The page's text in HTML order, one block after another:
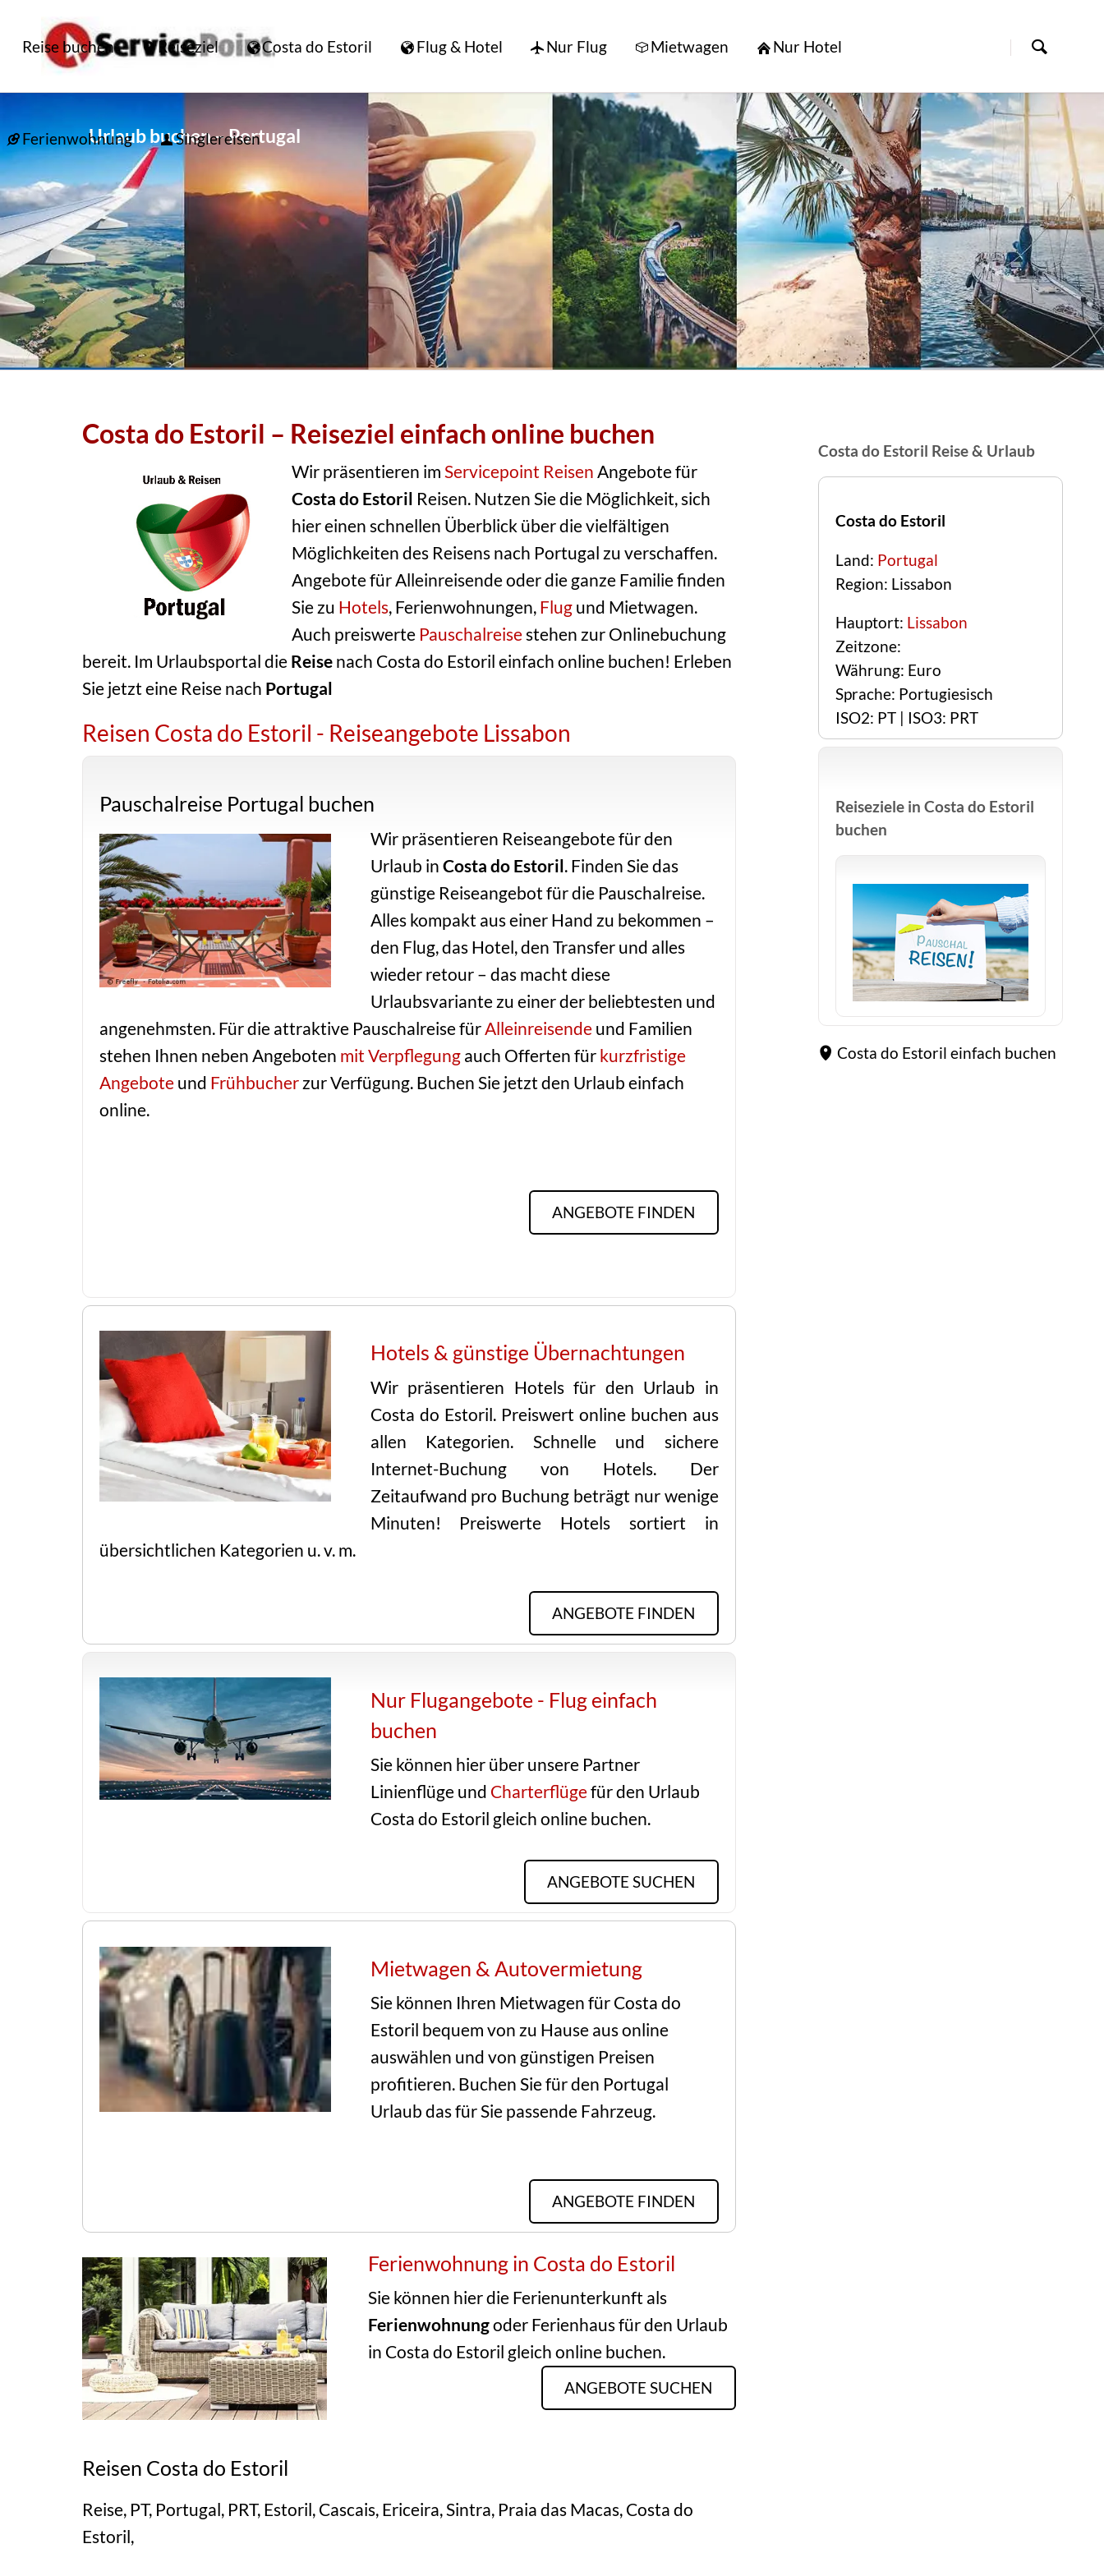
Reise buchen Reiseziel Costa do Estoril Flug & Hotel Nur Flug Mietwagen Nur Hotel
Ferienwohnung Singlereisen
Urlaub buchen – Portugal
Costa do Estoril – Reiseziel einfach online buchen
Wir präsentieren imServicepoint ReisenAngebote für
Costa do Estoril Reisen. Nutzen Sie die Möglichkeit, sich
hier einen schnellen Überblick über die vielfältigen
Möglichkeiten des Reisens nach Portugal zu verschaffen.
Angebote für Alleinreisende oder die ganze Familie finden
Sie zu Hotels, Ferienwohnungen,Flugund Mietwagen.
Auch preiswertePauschalreisestehen zur Onlinebuchung
bereit. Im Urlaubsportal dieReisenach Costa do Estoril einfach online buchen! Erleben
Sie jetzt eine Reise nach Portugal
Reisen Costa do Estoril - Reiseangebote Lissabon
Pauschalreise Portugal buchen
Wir präsentieren Reiseangebote für den
Urlaub inCosta do Estoril. Finden Sie das
günstige Reiseangebot für die Pauschalreise.
Alles kompakt aus einer Hand zu bekommen –
den Flug, das Hotel, den Transfer und alles
wieder retour – das macht diese
Urlaubsvariante zu einer der beliebtesten und
angenehmsten. Für die attraktive Pauschalreise fürAlleinreisendeund Familien
stehen Ihnen neben Angeboten mit Verpflegungauch Offerten fürkurzfristige
Angeboteund Frühbucherzur Verfügung. Buchen Sie jetzt den Urlaub einfach
online.
ANGEBOTE FINDEN
Hotels & günstige Übernachtungen
Wir präsentieren Hotels für den Urlaub in
Costa do Estoril. Preiswert online buchen aus
allen Kategorien. Schnelle und sichere
Internet-Buchung von Hotels. Der
Zeitaufwand pro Buchung beträgt nur wenige
Minuten! Preiswerte Hotels sortiert in
übersichtlichen Kategorien u. v. m.
ANGEBOTE FINDEN
Nur Flugangebote - Flug einfach
buchen
Sie können hier über unsere Partner
Linienflüge und Charterflügefür den Urlaub
Costa do Estoril gleich online buchen.
ANGEBOTE SUCHEN
Mietwagen & Autovermietung
Sie können Ihren Mietwagen für Costa do
Estoril bequem von zu Hause aus online
auswählen und von günstigen Preisen
profitieren. Buchen Sie für den Portugal
Urlaub das für Sie passende Fahrzeug.
ANGEBOTE FINDEN
Ferienwohnung in Costa do Estoril
Sie können hier die Ferienunterkunft als
Ferienwohnungoder Ferienhaus für den Urlaub
in Costa do Estoril gleich online buchen.
ANGEBOTE SUCHEN
Reisen Costa do Estoril
Reise, PT, Portugal, PRT, Estoril, Cascais, Ericeira, Sintra, Praia das Macas, Costa do
Estoril,
Costa do Estoril Reise & Urlaub
Costa do Estoril
Land: Portugal
Region: Lissabon
Hauptort: Lissabon
Zeitzone:
Währung: Euro
Sprache: Portugiesisch
ISO2: PT | ISO3: PRT
Reiseziele in Costa do Estoril
buchen
Costa do Estoril einfach buchen